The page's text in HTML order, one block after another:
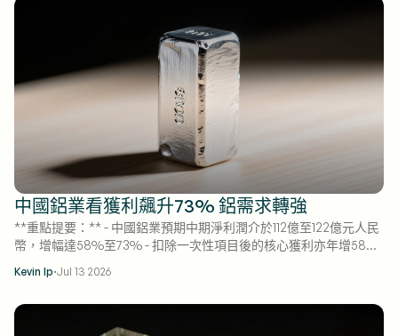
中國鋁業看獲利飆升73% 鋁需求轉強
**重點提要：** - 中國鋁業預期中期淨利潤介於112億至122億元人民
幣，增幅達58%至73% - 扣除一次性項目後的核心獲利亦年增58%
Kevin Ip·Jul 13 2026